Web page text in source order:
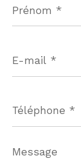
*
mail
*
*
Message
*